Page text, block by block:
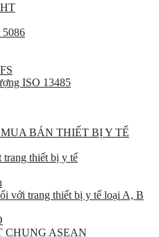
ISO 13485
BÁN THIẾT BỊ Y TẾ
trang thiết bị y tế
với trang thiết bị y tế loại A, B
CHUNG ASEAN